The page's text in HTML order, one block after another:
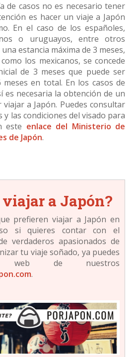
de casos no es necesario tener
es hacer un viaje a Japón
En el caso de los españoles,
o uruguayos, entre otros
estancia máxima de 3 meses,
los mexicanos, se concede
de 3 meses que puede ser
en total. En los casos de
es necesaria la obtención de un
a Japón. Puedes consultar
y las condiciones del visado para
este enlace del Ministerio de
de Japón.
viajar a Japón?
prefieren viajar a Japón en
si quieres contar con el
verdaderos apasionados de
tu viaje soñado, ya puedes
de nuestros
.